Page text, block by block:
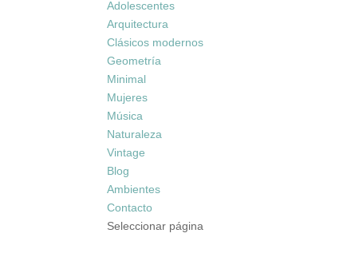
Adolescentes
Arquitectura
Clásicos modernos
Geometría
Minimal
Mujeres
Música
Naturaleza
Vintage
Blog
Ambientes
Contacto
Seleccionar página